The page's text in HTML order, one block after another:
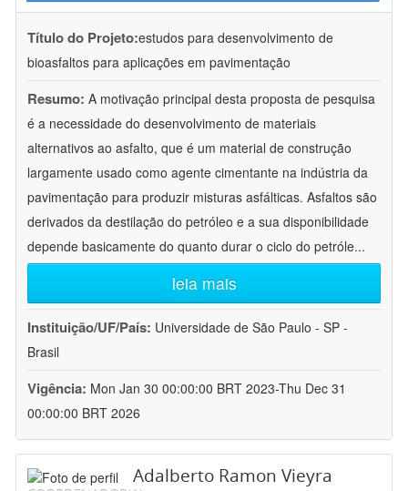
Título do Projeto:estudos para desenvolvimento de
bioasfaltos para aplicações em pavimentação
Resumo: A motivação principal desta proposta de pesquisa
é a necessidade do desenvolvimento de materiais
alternativos ao asfalto, que é um material de construção
largamente usado como agente cimentante na indústria da
pavimentação para produzir misturas asfálticas. Asfaltos são
derivados da destilação do petróleo e a sua disponibilidade
depende basicamente do quanto durar o ciclo do petróle...
leia mais
Instituição/UF/País: Universidade de São Paulo - SP -
Brasil
Vigência: Mon Jan 30 00:00:00 BRT 2023-Thu Dec 31
00:00:00 BRT 2026
Adalberto Ramon Vieyra